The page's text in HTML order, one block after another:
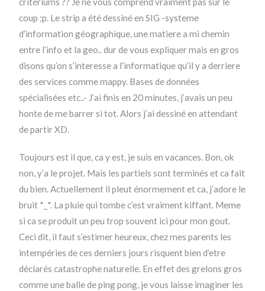
coup ;p. Le strip a été dessiné en SIG -systeme
d’information géographique, une matiere a mi chemin
entre l’info et la geo.. dur de vous expliquer mais en gros
disons qu’on s’interesse a l’informatique qu’il y a derriere
des services comme mappy. Bases de données
spécialisées etc..- J’ai finis en 20 minutes, j’avais un peu
honte de me barrer si tot. Alors j’ai dessiné en attendant
de partir XD.
Toujours est il que, ca y est, je suis en vacances. Bon, ok
non, y’a le projet. Mais les partiels sont terminés et ca fait
du bien. Actuellement il pleut énormement et ca, j’adore le
bruit *_*. La pluie qui tombe c’est vraiment kiffant. Meme
si ca se produit un peu trop souvent ici pour mon gout.
Ceci dit, il faut s’estimer heureux, chez mes parents les
intempéries de ces derniers jours risquent bien d’etre
déclarés catastrophe naturelle. En effet des grelons gros
comme une balle de ping pong, je vous laisse imaginer les